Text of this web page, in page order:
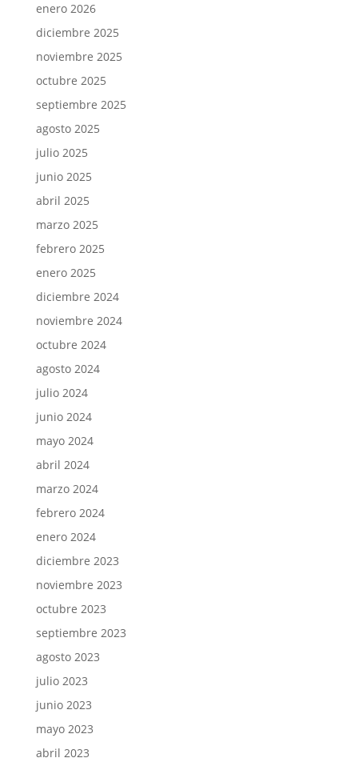
enero 2026
diciembre 2025
noviembre 2025
octubre 2025
septiembre 2025
agosto 2025
julio 2025
junio 2025
abril 2025
marzo 2025
febrero 2025
enero 2025
diciembre 2024
noviembre 2024
octubre 2024
agosto 2024
julio 2024
junio 2024
mayo 2024
abril 2024
marzo 2024
febrero 2024
enero 2024
diciembre 2023
noviembre 2023
octubre 2023
septiembre 2023
agosto 2023
julio 2023
junio 2023
mayo 2023
abril 2023